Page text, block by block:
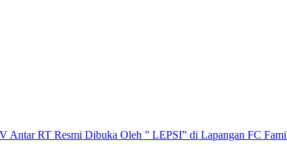
Antar RT Resmi Dibuka Oleh ” LEPSI” di Lapangan FC